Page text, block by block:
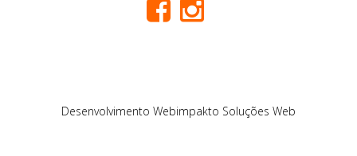
Desenvolvimento Webimpakto Soluções Web